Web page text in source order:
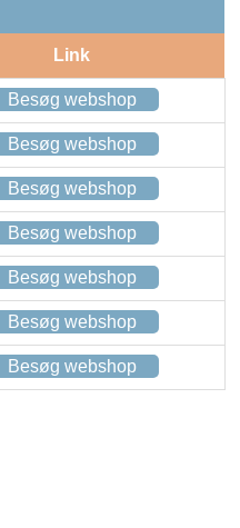
Link
Besøg webshop
Besøg webshop
Besøg webshop
Besøg webshop
Besøg webshop
Besøg webshop
Besøg webshop